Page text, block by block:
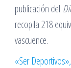
publicación del
recopila 218
vascuence.
«Ser Deportivos»,